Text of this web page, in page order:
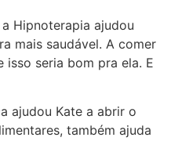
Hipnoterapia ajudou
mais saudável. A comer
isso seria bom pra ela. E
ajudou Kate a abrir o
também ajuda